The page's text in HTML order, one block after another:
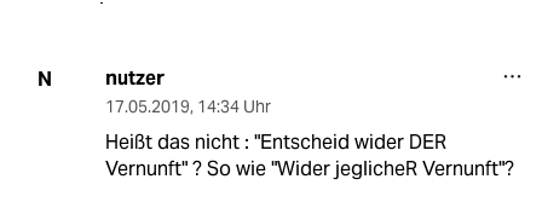
N nutzer
17.05.2019, 14:34 Uhr
Heißt das nicht : "Entscheid wider DER
Vernunft" ? So wie "Wider jeglicheR Vernunft"?